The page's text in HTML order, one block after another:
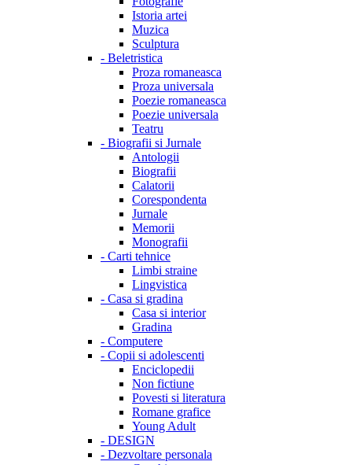
Istoria artei
Muzica
Sculptura
- Beletristica
Proza romaneasca
Proza universala
Poezie romaneasca
Poezie universala
Teatru
- Biografii si Jurnale
Antologii
Biografii
Calatorii
Corespondenta
Jurnale
Memorii
Monografii
- Carti tehnice
Limbi straine
Lingvistica
- Casa si gradina
Casa si interior
Gradina
- Computere
- Copii si adolescenti
Enciclopedii
Non fictiune
Povesti si literatura
Romane grafice
Young Adult
- DESIGN
- Dezvoltare personala